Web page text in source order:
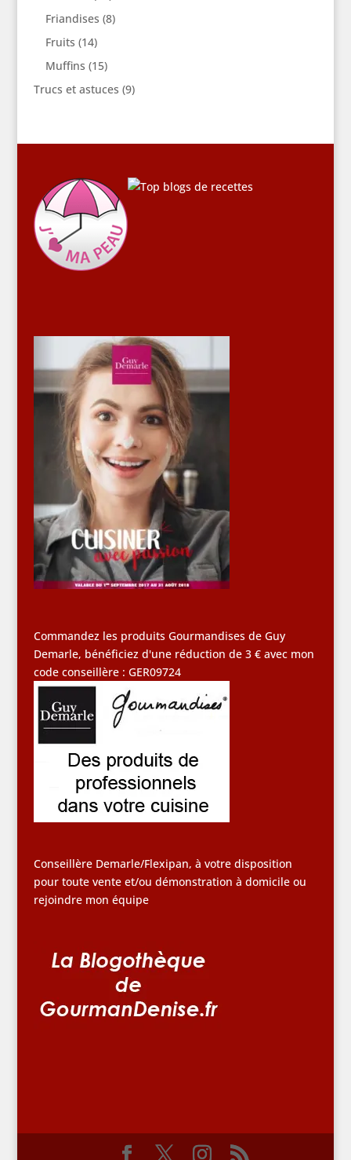
Friandises (8)
Fruits (14)
Muffins (15)
Trucs et astuces (9)
Commandez les produits Gourmandises de Guy
Demarle, bénéficiez d'une réduction de 3 € avec mon
code conseillère : GER09724
Conseillère Demarle/Flexipan, à votre disposition
pour toute vente et/ou démonstration à domicile ou
rejoindre mon équipe